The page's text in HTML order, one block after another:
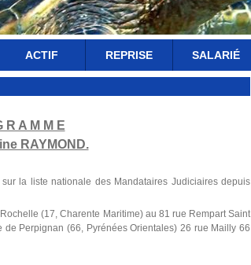
ACTIF REPRISE SALARIÉ
R A M M E
RAYMOND.
la liste nationale des Mandataires Judiciaires depuis
(17, Charente Maritime) au 81 rue Rempart Saint
Perpignan (66, Pyrénées Orientales) 26 rue Mailly 66